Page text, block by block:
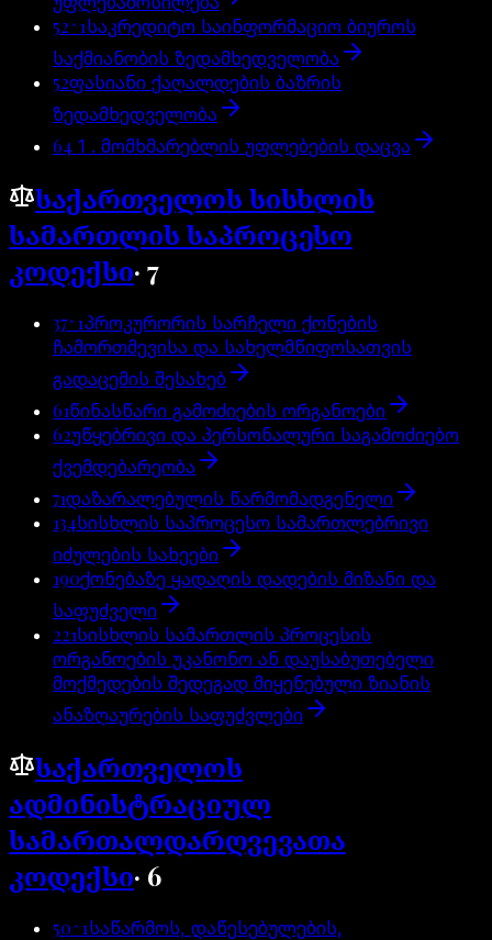
52^1საკრედიტო საინფორმაციო ბიუროს
საქმიანობის ზედამხედველობა
52ფასიანი ქაღალდების ბაზრის
ზედამხედველობა
64 ​ 1 . მომხმარებლის უფლებების დაცვა
საქართველოს სისხლის
სამართლის საპროცესო
კოდექსი·7
37^1პროკურორის სარჩელი ქონების
ჩამორთმევისა და სახელმწიფოსათვის
გადაცემის შესახებ
61წინასწარი გამოძიების ორგანოები
62უწყებრივი და პერსონალური საგამოძიებო
ქვემდებარეობა
71დაზარალებულის წარმომადგენელი
134სისხლის საპროცესო სამართლებრივი
იძულების სახეები
190ქონებაზე ყადაღის დადების მიზანი და
საფუძველი
221სისხლის სამართლის პროცესის
ორგანოების უკანონო ან დაუსაბუთებელი
მოქმედების შედეგად მიყენებული ზიანის
ანაზღაურების საფუძვლები
საქართველოს
ადმინისტრაციულ
სამართალდარღვევათა
კოდექსი· 6
50^1საწარმოს, დაწესებულების,